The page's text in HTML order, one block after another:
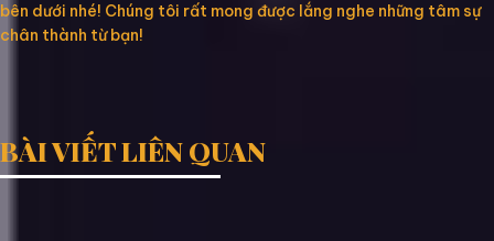
bên dưới nhé! Chúng tôi rất mong được lắng nghe những tâm sự
chân thành từ bạn!
BÀI VIẾT LIÊN QUAN